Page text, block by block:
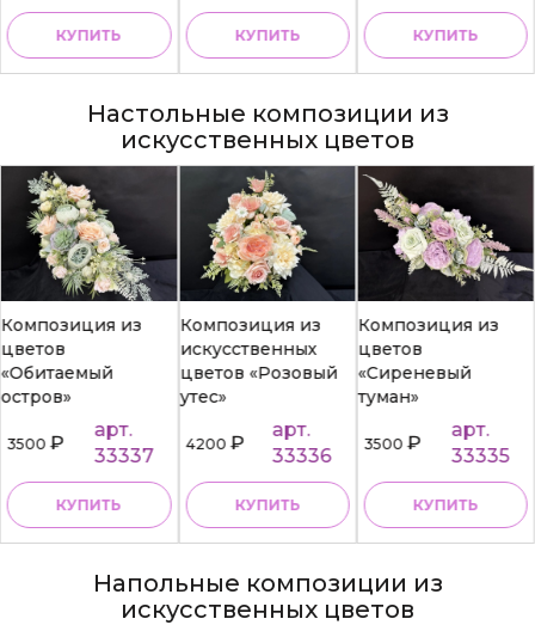
КУПИТЬ КУПИТЬ КУПИТЬ
Настольные композиции из
искусственных цветов
Композиция из
цветов
«Обитаемый
остров»
3500₽
арт.
33337
КУПИТЬ
Композиция из
искусственных
цветов «Розовый
утес»
4200₽
арт.
33336
КУПИТЬ
Композиция из
цветов
«Сиреневый
туман»
3500₽
арт.
33335
КУПИТЬ
Напольные композиции из
искусственных цветов